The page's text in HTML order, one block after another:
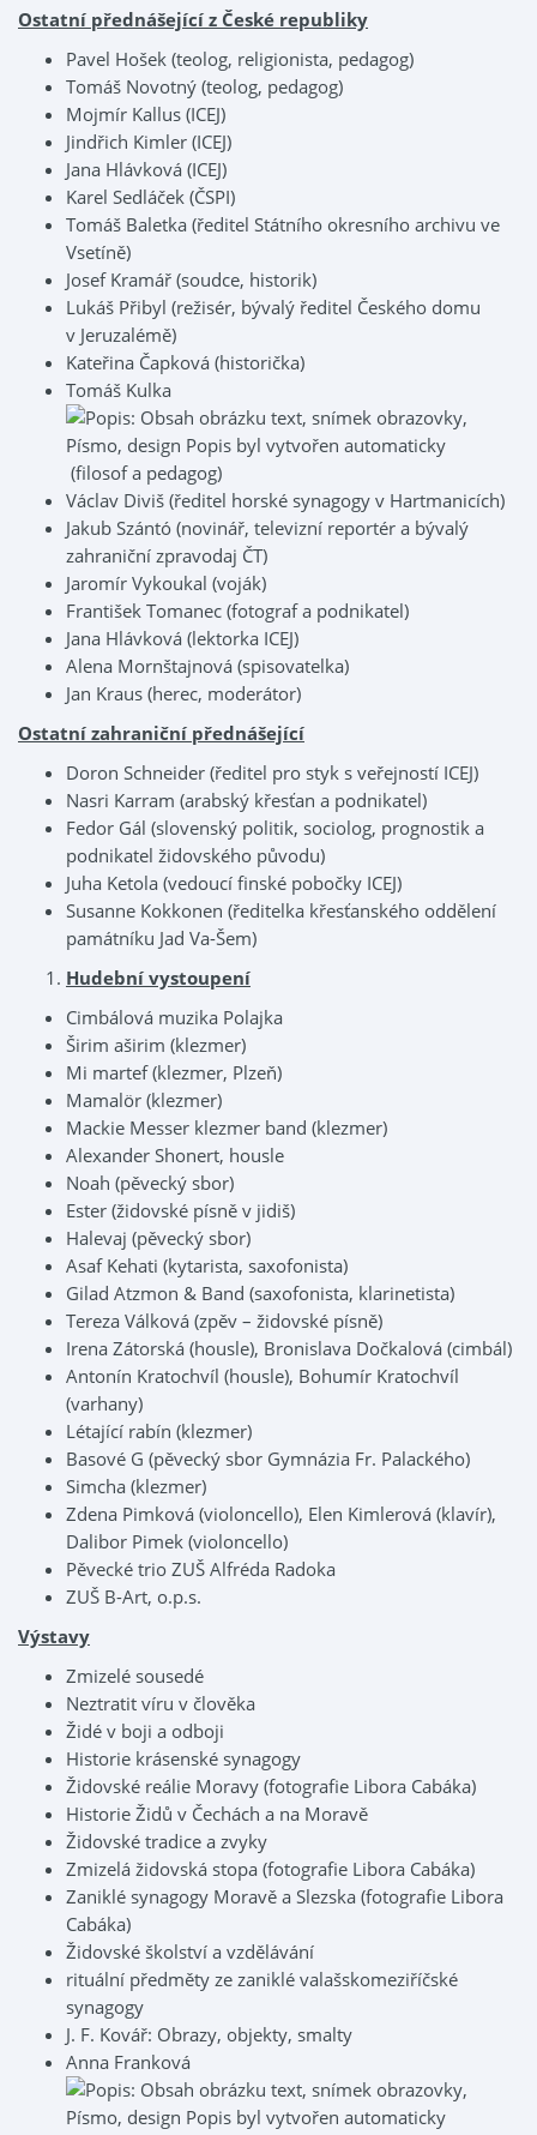
Ostatní přednášející z České republiky
Pavel Hošek (teolog, religionista, pedagog)
Tomáš Novotný (teolog, pedagog)
Mojmír Kallus (ICEJ)
Jindřich Kimler (ICEJ)
Jana Hlávková (ICEJ)
Karel Sedláček (ČSPI)
Tomáš Baletka (ředitel Státního okresního archivu ve
Vsetíně)
Josef Kramář (soudce, historik)
Lukáš Přibyl (režisér, bývalý ředitel Českého domu
v Jeruzalémě)
Kateřina Čapková (historička)
Tomáš Kulka
(filosof a pedagog)
Václav Diviš (ředitel horské synagogy v Hartmanicích)
Jakub Szántó (novinář, televizní reportér a bývalý
zahraniční zpravodaj ČT)
Jaromír Vykoukal (voják)
František Tomanec (fotograf a podnikatel)
Jana Hlávková (lektorka ICEJ)
Alena Mornštajnová (spisovatelka)
Jan Kraus (herec, moderátor)
Ostatní zahraniční přednášející
Doron Schneider (ředitel pro styk s veřejností ICEJ)
Nasri Karram (arabský křesťan a podnikatel)
Fedor Gál (slovenský politik, sociolog, prognostik a
podnikatel židovského původu)
Juha Ketola (vedoucí finské pobočky ICEJ)
Susanne Kokkonen (ředitelka křesťanského oddělení
památníku Jad Va-Šem)
Hudební vystoupení
Cimbálová muzika Polajka
Širim aširim (klezmer)
Mi martef (klezmer, Plzeň)
Mamalör (klezmer)
Mackie Messer klezmer band (klezmer)
Alexander Shonert, housle
Noah (pěvecký sbor)
Ester (židovské písně v jidiš)
Halevaj (pěvecký sbor)
Asaf Kehati (kytarista, saxofonista)
Gilad Atzmon & Band (saxofonista, klarinetista)
Tereza Válková (zpěv – židovské písně)
Irena Zátorská (housle), Bronislava Dočkalová (cimbál)
Antonín Kratochvíl (housle), Bohumír Kratochvíl
(varhany)
Létající rabín (klezmer)
Basové G (pěvecký sbor Gymnázia Fr. Palackého)
Simcha (klezmer)
Zdena Pimková (violoncello), Elen Kimlerová (klavír),
Dalibor Pimek (violoncello)
Pěvecké trio ZUŠ Alfréda Radoka
ZUŠ B-Art, o.p.s.
Výstavy
Zmizelé sousedé
Neztratit víru v člověka
Židé v boji a odboji
Historie krásenské synagogy
Židovské reálie Moravy (fotografie Libora Cabáka)
Historie Židů v Čechách a na Moravě
Židovské tradice a zvyky
Zmizelá židovská stopa (fotografie Libora Cabáka)
Zaniklé synagogy Moravě a Slezska (fotografie Libora
Cabáka)
Židovské školství a vzdělávání
rituální předměty ze zaniklé valašskomeziříčské
synagogy
J. F. Kovář: Obrazy, objekty, smalty
Anna Franková